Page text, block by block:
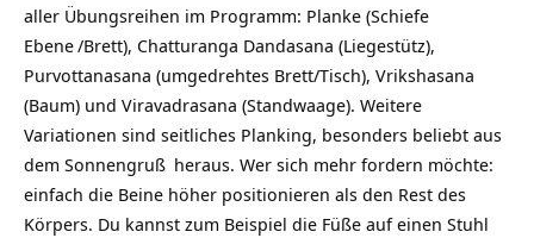
aller Übungsreihen im Programm: Planke (Schiefe
Ebene/Brett), Chatturanga Dandasana (Liegestütz),
Purvottanasana (umgedrehtes Brett/Tisch), Vrikshasana
(Baum) und Viravadrasana (Standwaage). Weitere
Variationen sind seitliches Planking, besonders beliebt aus
dem Sonnengruß heraus. Wer sich mehr fordern möchte:
einfach die Beine höher positionieren als den Rest des
Körpers. Du kannst zum Beispiel die Füße auf einen Stuhl